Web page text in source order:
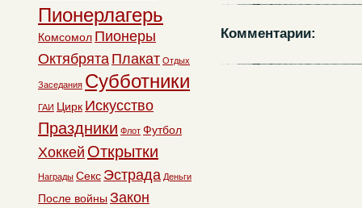
Комментарии:
Пионерлагерь
Комсомол Пионеры
Октябрята Плакат Отдых
Заседания Субботники
ГАИ Цирк Искусство
Праздники Флот Футбол
Хоккей Открытки
Награды Секс Эстрада Деньги
После войны Закон